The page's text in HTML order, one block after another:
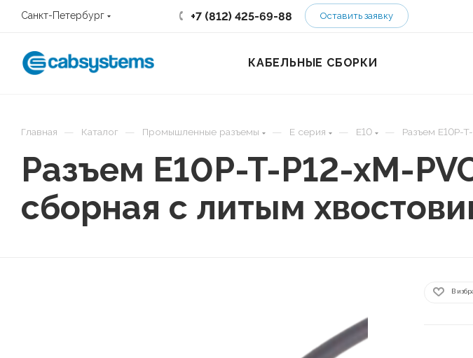
Санкт-Петербург +7 (812) 425-69-88 Оставить заявку
КАБЕЛЬНЫЕ СБОРКИ
Главная — Каталог — Промышленные разъемы — E серия — E10 — Разъем E10P-
Разъем E10P-T-P12-xM-
сборная с литым
В